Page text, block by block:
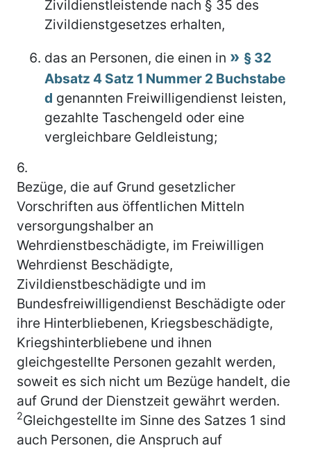
Zivildienstleistende nach § 35 des
Zivildienstgesetzes erhalten,
das an Personen, die einen in
§ 32
Absatz 4 Satz 1 Nummer 2 Buchstabe
d genannten Freiwilligendienst leisten,
gezahlte Taschengeld oder eine
vergleichbare Geldleistung;
6.
Bezüge, die auf Grund gesetzlicher
Vorschriften aus öffentlichen Mitteln
versorgungshalber an
Wehrdienstbeschädigte, im Freiwilligen
Wehrdienst Beschädigte,
Zivildienstbeschädigte und im
Bundesfreiwilligendienst Beschädigte oder
ihre Hinterbliebenen, Kriegsbeschädigte,
Kriegshinterbliebene und ihnen
gleichgestellte Personen gezahlt werden,
soweit es sich nicht um Bezüge handelt, die
auf Grund der Dienstzeit gewährt werden.
2Gleichgestellte im Sinne des Satzes 1 sind
auch Personen, die Anspruch auf